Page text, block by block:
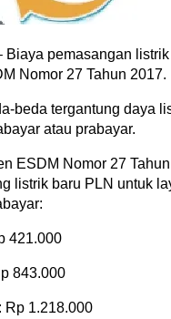
Biaya pemasangan
Nomor 27 Tahun 2017.
beda tergantung daya
atau prabayar.
ESDM Nomor 27
listrik baru PLN untuk
421.000
843.000
Rp 1.218.000